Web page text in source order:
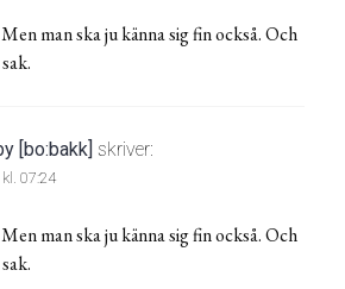
man ska ju känna sig fin också. Och
[bo:bakk] skriver:
07:24
man ska ju känna sig fin också. Och